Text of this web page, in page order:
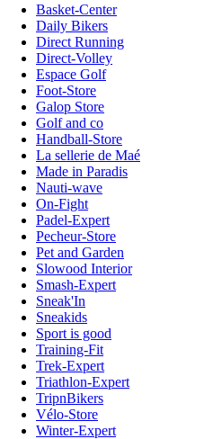
Basket-Center
Daily Bikers
Direct Running
Direct-Volley
Espace Golf
Foot-Store
Galop Store
Golf and co
Handball-Store
La sellerie de Maé
Made in Paradis
Nauti-wave
On-Fight
Padel-Expert
Pecheur-Store
Pet and Garden
Slowood Interior
Smash-Expert
Sneak'In
Sneakids
Sport is good
Training-Fit
Trek-Expert
Triathlon-Expert
TripnBikers
Vélo-Store
Winter-Expert